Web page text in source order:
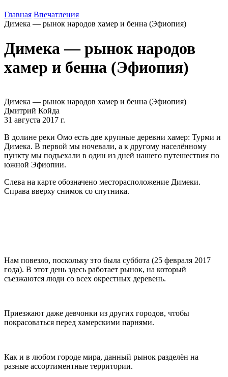
Главная Впечатления
Димека — рынок народов хамер и бенна (Эфиопия)
Димека — рынок народов
хамер и бенна (Эфиопия)
Димека — рынок народов хамер и бенна (Эфиопия)
Дмитрий Койда
31 августа 2017 г.
В долине реки Омо есть две крупные деревни хамер: Турми и
Димека. В первой мы ночевали, а к другому населённому
пункту мы подъехали в один из дней нашего путешествия по
южной Эфиопии.
Слева на карте обозначено месторасположение Димеки.
Справа вверху снимок со спутника.
Нам повезло, поскольку это была суббота (25 февраля 2017
года). В этот день здесь работает рынок, на который
съезжаются люди со всех окрестных деревень.
Приезжают даже девчонки из других городов, чтобы
покрасоваться перед хамерскими парнями.
Как и в любом городе мира, данный рынок разделён на
разные ассортиментные территории.